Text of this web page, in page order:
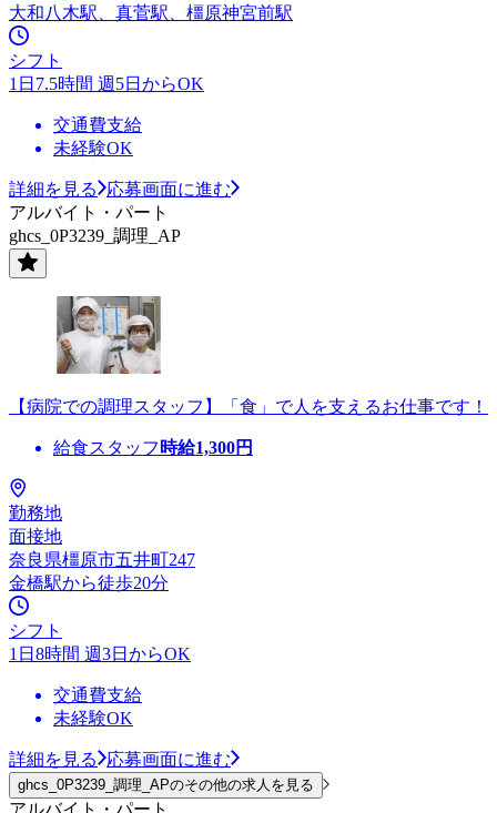
大和八木駅、真菅駅、橿原神宮前駅
シフト
1日7.5時間 週5日からOK
交通費支給
未経験OK
詳細を見る
応募画面に進む
アルバイト・パート
ghcs_0P3239_調理_AP
【病院での調理スタッフ】「食」で人を支えるお仕事です！
給食スタッフ 時給1,300円
勤務地
面接地
奈良県橿原市五井町247
金橋駅から徒歩20分
シフト
1日8時間 週3日からOK
交通費支給
未経験OK
詳細を見る 応募画面に進む
ghcs_0P3239_調理_APのその他の求人を見る
アルバイト・パート